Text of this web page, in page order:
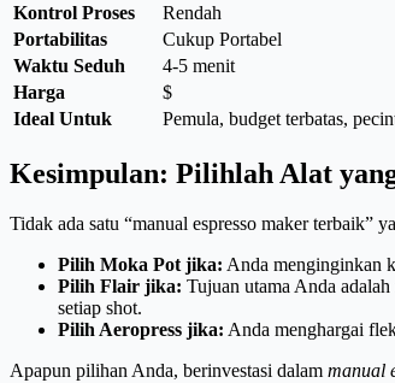
Kontrol Proses
Rendah
Portabilitas
Cukup Portabel
Waktu Seduh
4-5 menit
Harga
$
Ideal Untuk
Pemula, budget terbatas,
Kesimpulan: Pilihlah Alat
Tidak ada satu “manual espresso maker terbaik”
Pilih Moka Pot jika: Anda menginginkan
Pilih Flair jika: Tujuan utama Anda
setiap shot.
Pilih Aeropress jika: Anda menghargai
Apapun pilihan Anda, berinvestasi dalam manual